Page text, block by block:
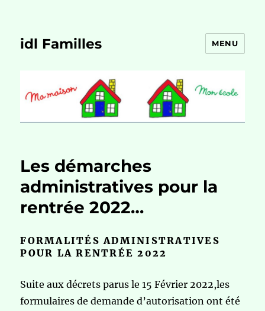
idl Familles MENU
Les démarches
administratives pour la
rentrée 2022…
FORMALITÉS ADMINISTRATIVES
POUR LA RENTRÉE 2022
Suite aux décrets parus le 15 Février 2022,les
formulaires de demande d’autorisation ont été